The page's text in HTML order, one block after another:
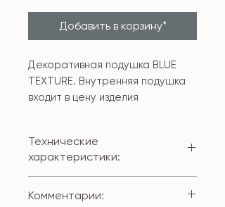
Добавить в корзину*
Декоративная подушка BLUE
TEXTURE. Внутренняя подушка
входит в цену изделия
Технические
характеристики:
лен, 55% полиестер, 25%
Комментарии: